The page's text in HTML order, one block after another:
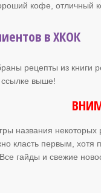
кофе , отличный
в ХКОК
рецепты из
выше!
названия
класть первым, хотя
гайды и свежие